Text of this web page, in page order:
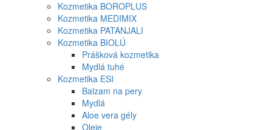
Kozmetika BOROPLUS
Kozmetika MEDIMIX
Kozmetika PATANJALI
Kozmetika BIOLÚ
Prášková kozmetika
Mydlá tuhé
Kozmetika ESI
Balzam na pery
Mydlá
Aloe vera gély
Oleje